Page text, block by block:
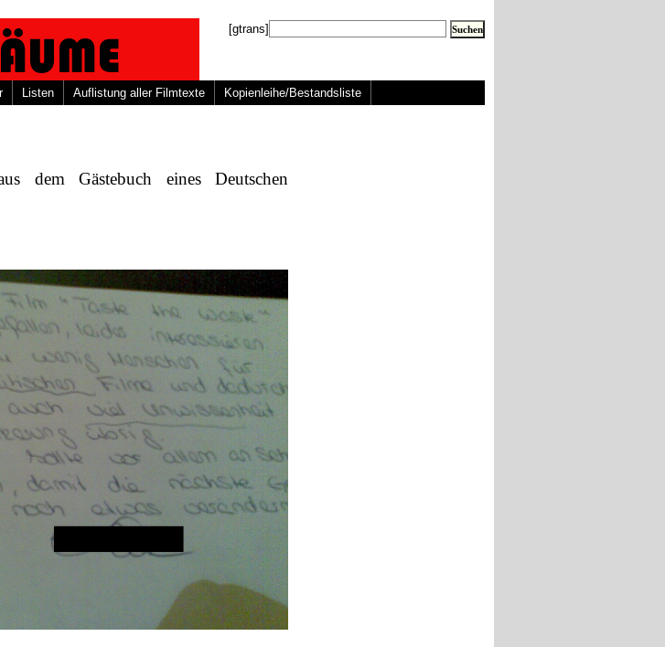
[gtrans]
Listen Auflistung aller Filmtexte Kopienleihe/Bestandsliste
dem Gästebuch eines Deutschen